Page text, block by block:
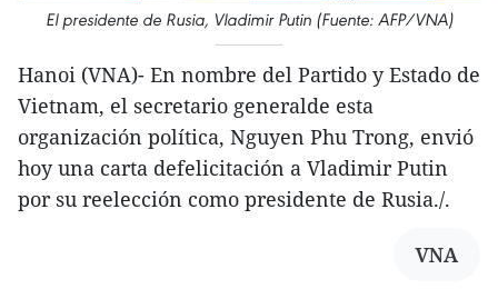
El presidente de Rusia, Vladimir Putin (Fuente: AFP/VNA)
Hanoi (VNA)- En nombre del Partido y Estado de
Vietnam, el secretario generalde esta
organización política, Nguyen Phu Trong, envió
hoy una carta defelicitación a Vladimir Putin
por su reelección como presidente de Rusia./.
VNA